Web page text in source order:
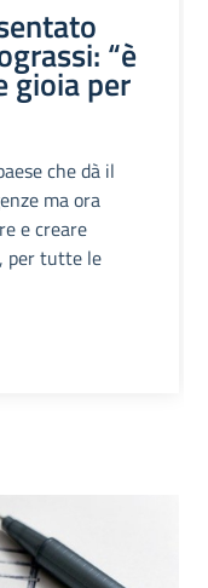
“è
gioia per
che dà il
ma ora
e creare
per tutte le